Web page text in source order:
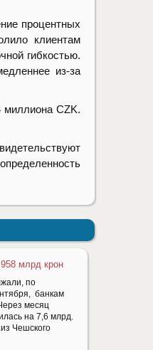
процентных
клиентам
гибкостью.
из-за
миллиона CZK.
млрд крон
по
банкам
месяц
на 7,6 млрд.
Чешского